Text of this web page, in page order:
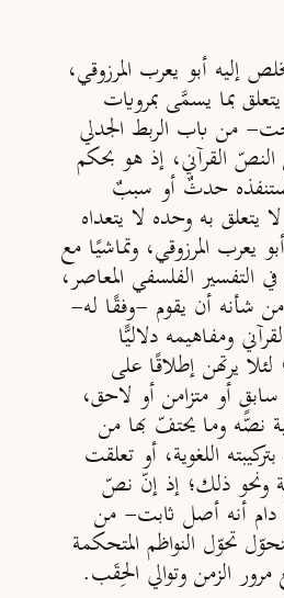
إليه أبو يعرب المرزوقي،
بما يسمَّى بمرويات
من باب الربط الجدلي
القرآني، إذ هو بحكم
حدثٌ أو سببٌ
يتعلق به وحده لا يتعداه
يعرب المرزوقي، وتماشيًا مع
التفسير الفلسفي المعاصر،
شأنه أن يقوم -وفقًا له-
ومفاهيمه دلاليًّا
يرتهن إطلاقًا على
أو متزامن أو لاحق،
نصّه وما يحتفّ بها من
اللغوية، أو تعلقت
ونحو ذلك؛ إذ إنّ نصّ
دام أنه أصل ثابت- من
تحوّل النواظم المتحكمة
الزمن وتوالي الحِقَب.